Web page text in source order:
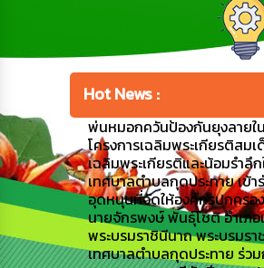
Hot News :
พ่นหมอกควันป้องกันยุงลายใ
โครงการเฉลิมพระเกียรติสม
เฉลิมพระเกียรติและน้อมรำลึ
เทศบาลตำบลกุดประทาย เข้
อุดหนุนที่จัดให้องค์กรปกครอ
นายจักรพงษ์ พันธุ์โชติ อำเภอ
พระบรมราชินีนาถ พระบรม
เทศบาลตำบลกุดประทาย ร่ว